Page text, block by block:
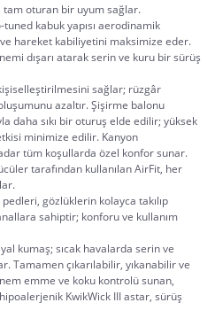
tam oturan bir uyum sağlar.
tuned kabuk yapısı aerodinamik
hareket kabiliyetini maksimize eder.
dışarı atarak serin ve kuru bir sürüş
sağlar; rüzgâr
azaltır. Şişirme balonu
daha sıkı bir oturuş elde edilir; yüksek
minimize edilir. Kanyon
tüm koşullarda özel konfor sunar.
tarafından kullanılan AirFit, her
gözlüklerin kolayca takılıp
sahiptir; konforu ve kullanım
kumaş; sıcak havalarda serin ve
Tamamen çıkarılabilir, yıkanabilir ve
emme ve koku kontrolü sunan,
KwikWick III astar, sürüş